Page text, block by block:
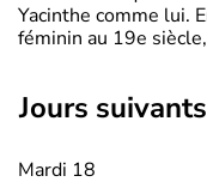
Yacinthe comme lui.
féminin au 19e
jours suivants
Mardi 18